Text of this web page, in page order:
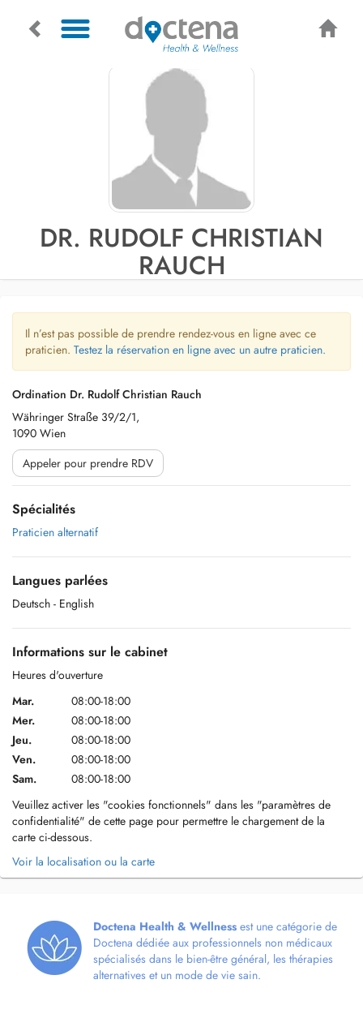
DR. RUDOLF CHRISTIAN
RAUCH
Il n’est pas possible de prendre rendez-vous en ligne avec ce
praticien. Testez la réservation en ligne avec un autre praticien.
Ordination Dr. Rudolf Christian Rauch
Währinger Straße 39/2/1,
1090 Wien
Appeler pour prendre RDV
Spécialités
Praticien alternatif
Langues parlées
Deutsch - English
Informations sur le cabinet
Heures d'ouverture
Mar.
08:00-18:00
Mer.
08:00-18:00
Jeu.
08:00-18:00
Ven.
08:00-18:00
Sam.
08:00-18:00
Veuillez activer les "cookies fonctionnels" dans les "paramètres de
confidentialité" de cette page pour permettre le chargement de la
carte ci-dessous.
Voir la localisation ou la carte
Doctena Health & Wellness est une catégorie de
Doctena dédiée aux professionnels non médicaux
spécialisés dans le bien-être général, les thérapies
alternatives et un mode de vie sain.